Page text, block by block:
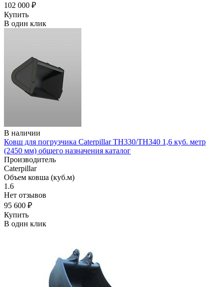
102 000 ₽
Купить
В один клик
В наличии
Ковш для погрузчика Caterpillar TH330/TH340 1,6 куб. метр
(2450 мм) общего назначения каталог
Производитель
Caterpillar
Объем ковша (куб.м)
1.6
Нет отзывов
95 600 ₽
Купить
В один клик